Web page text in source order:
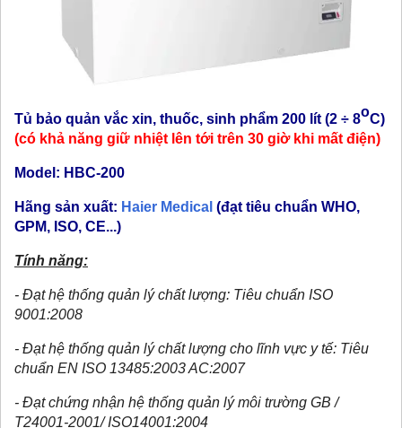
Tủ bảo quản vắc xin, thuốc, sinh phẩm 200 lít (2 ÷ 8oC)
(có khả năng giữ nhiệt lên tới trên 30 giờ khi mất điện)
Model: HBC-200
Hãng sản xuất: Haier Medical (đạt tiêu chuẩn WHO,
GPM, ISO, CE...)
Tính năng:
- Đạt hệ thống quản lý chất lượng: Tiêu chuẩn ISO
9001:2008
- Đạt hệ thống quản lý chất lượng cho lĩnh vực y tế: Tiêu
chuẩn EN ISO 13485:2003 AC:2007
- Đạt chứng nhận hệ thống quản lý môi trường GB /
T24001-2001/ ISO14001:2004